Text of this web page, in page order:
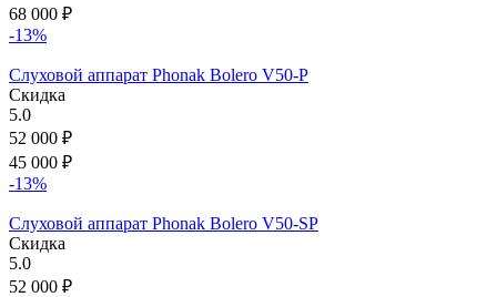
68 000 ₽
-13%
Слуховой аппарат Phonak Bolero V50-P
Скидка
5.0
52 000 ₽
45 000 ₽
-13%
Слуховой аппарат Phonak Bolero V50-SP
Скидка
5.0
52 000 ₽